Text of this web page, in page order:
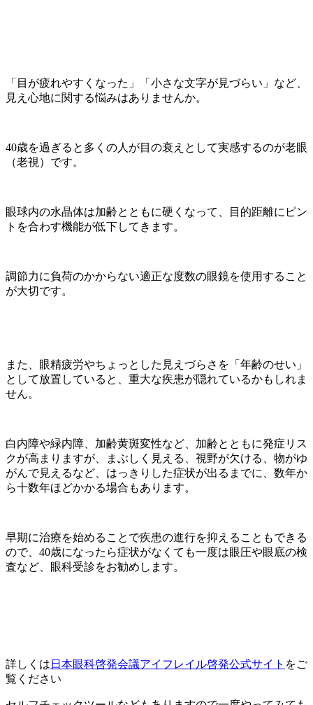
「目が疲れやすくなった」「小さな文字が見づらい」など、
見え心地に関する悩みはありませんか。
40歳を過ぎると多くの人が目の衰えとして実感するのが老眼
（老視）です。
眼球内の水晶体は加齢とともに硬くなって、目的距離にピン
トを合わす機能が低下してきます。
調節力に負荷のかからない適正な度数の眼鏡を使用すること
が大切です。
また、眼精疲労やちょっとした見えづらさを「年齢のせい」
として放置していると、重大な疾患が隠れているかもしれま
せん。
白内障や緑内障、加齢黄斑変性など、加齢とともに発症リス
クが高まりますが、まぶしく見える、視野が欠ける、物がゆ
がんで見えるなど、はっきりした症状が出るまでに、数年か
ら十数年ほどかかる場合もあります。
早期に治療を始めることで疾患の進行を抑えることもできる
ので、40歳になったら症状がなくても一度は眼圧や眼底の検
査など、眼科受診をお勧めします。
詳しくは 日本眼科啓発会議アイフレイル啓発公式サイト をご
覧ください